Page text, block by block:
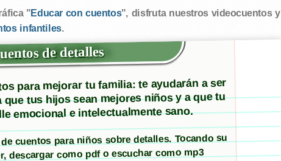
"Educar con cuentos", disfruta nuestros videocuentos y
infantiles.
de detalles
para mejorar tu familia: te ayudarán a ser
tus hijos sean mejores niños y a que tu
emocional e intelectualmente sano.
cuentos para niños sobre detalles. Tocando su
descargar como pdf o escuchar como mp3